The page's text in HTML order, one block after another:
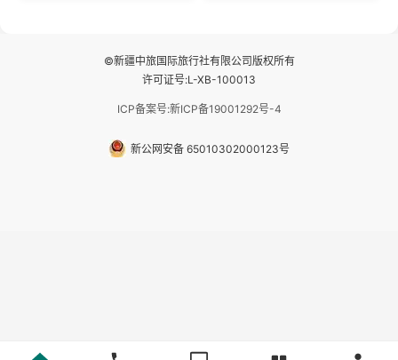
©新疆中旅国际旅行社有限公司版权所有
许可证号:L-XB-100013
ICP备案号:新ICP备19001292号-4
新公网安备 65010302000123号